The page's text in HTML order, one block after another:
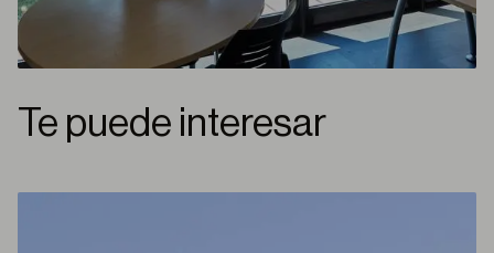
Te puede interesar